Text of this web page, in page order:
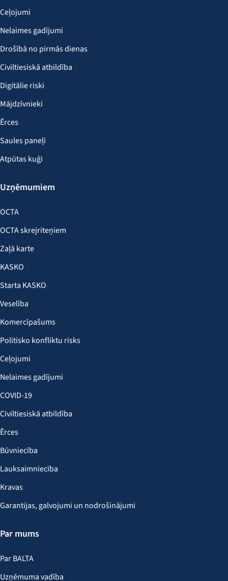
Ceļojumi
Nelaimes gadījumi
Drošībā no pirmās dienas
Civiltiesiskā atbildība
Digitālie riski
Mājdzīvnieki
Ērces
Saules paneļi
Atpūtas kuģi
Uzņēmumiem
OCTA
OCTA skrejriteņiem
Zaļā karte
KASKO
Starta KASKO
Veselība
Komercīpašums
Politisko konfliktu risks
Ceļojumi
Nelaimes gadījumi
COVID-19
Civiltiesiskā atbildība
Ērces
Būvniecība
Lauksaimniecība
Kravas
Garantijas, galvojumi un nodrošinājumi
Par mums
Par BALTA
Uzņēmuma vadība